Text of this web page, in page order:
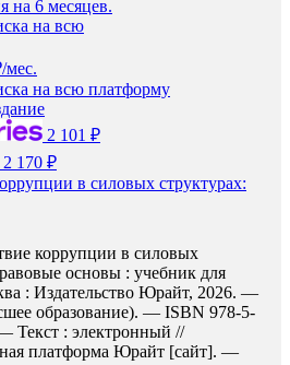
на 6 месяцев.
на всю
мес.
на всю платформу
2 101 ₽
2 170 ₽
в силовых структурах:
коррупции в силовых
основы : учебник для
: Издательство Юрайт, 2026. —
образование). — ISBN 978-5-
Текст : электронный //
платформа Юрайт [сайт]. —